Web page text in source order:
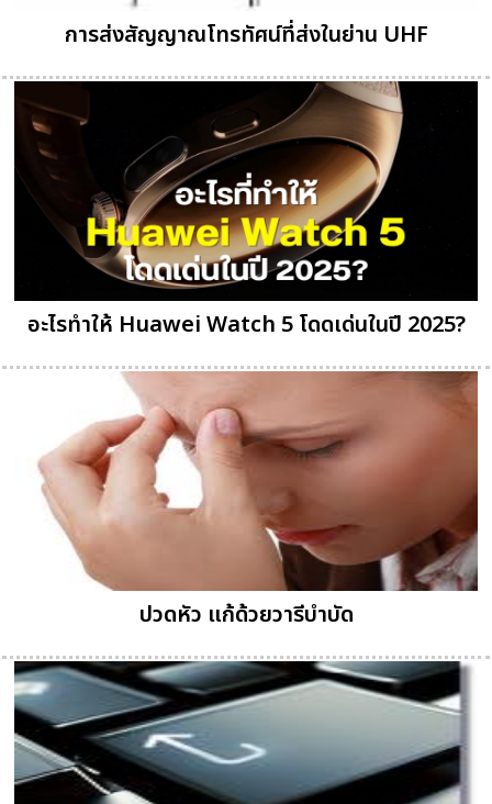
การส่งสัญญาณโทรทัศน์ที่ส่งในย่าน UHF
อะไรทำให้ Huawei Watch 5 โดดเด่นในปี 2025?
ปวดหัว แก้ด้วยวารีบำบัด